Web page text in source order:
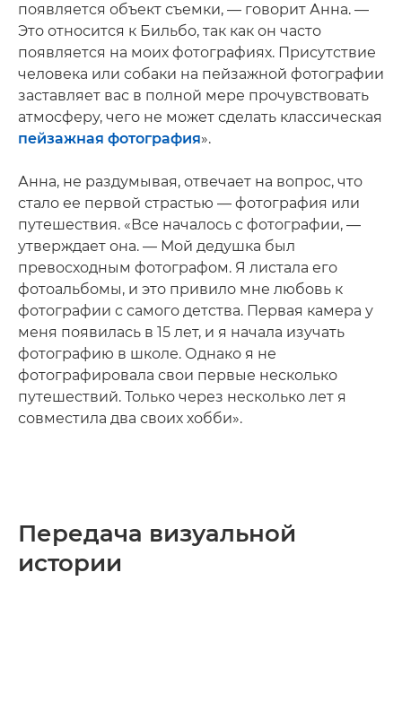
появляется объект съемки, — говорит Анна. —
Это относится к Бильбо, так как он часто
появляется на моих фотографиях. Присутствие
человека или собаки на пейзажной фотографии
заставляет вас в полной мере прочувствовать
атмосферу, чего не может сделать классическая
пейзажная фотография».
Анна, не раздумывая, отвечает на вопрос, что
стало ее первой страстью — фотография или
путешествия. «Все началось с фотографии, —
утверждает она. — Мой дедушка был
превосходным фотографом. Я листала его
фотоальбомы, и это привило мне любовь к
фотографии с самого детства. Первая камера у
меня появилась в 15 лет, и я начала изучать
фотографию в школе. Однако я не
фотографировала свои первые несколько
путешествий. Только через несколько лет я
совместила два своих хобби».
Передача визуальной
истории